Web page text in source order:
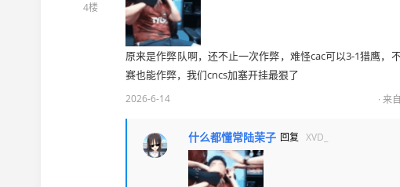
4楼
原来是作弊队啊，还不止一次作弊，难怪cac可以3-1猎鹰
赛也能作弊，我们cncs加塞开挂最狠了
2026-6-14 · 来自
什么都懂常陆茉子 回复 XVD_